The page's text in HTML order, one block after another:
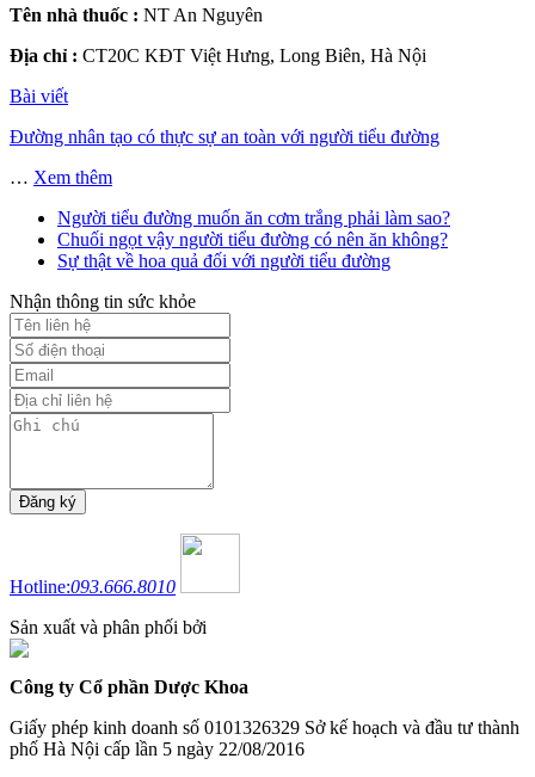
Tên nhà thuốc : NT An Nguyên
Địa chỉ : CT20C KĐT Việt Hưng, Long Biên, Hà Nội
Bài viết
Đường nhân tạo có thực sự an toàn với người tiểu đường
… Xem thêm
Người tiểu đường muốn ăn cơm trắng phải làm sao?
Chuối ngọt vậy người tiểu đường có nên ăn không?
Sự thật về hoa quả đối với người tiểu đường
Nhận thông tin sức khỏe
Hotline:093.666.8010
Sản xuất và phân phối bởi
Công ty Cổ phần Dược Khoa
Giấy phép kinh doanh số 0101326329 Sở kế hoạch và đầu tư thành
phố Hà Nội cấp lần 5 ngày 22/08/2016